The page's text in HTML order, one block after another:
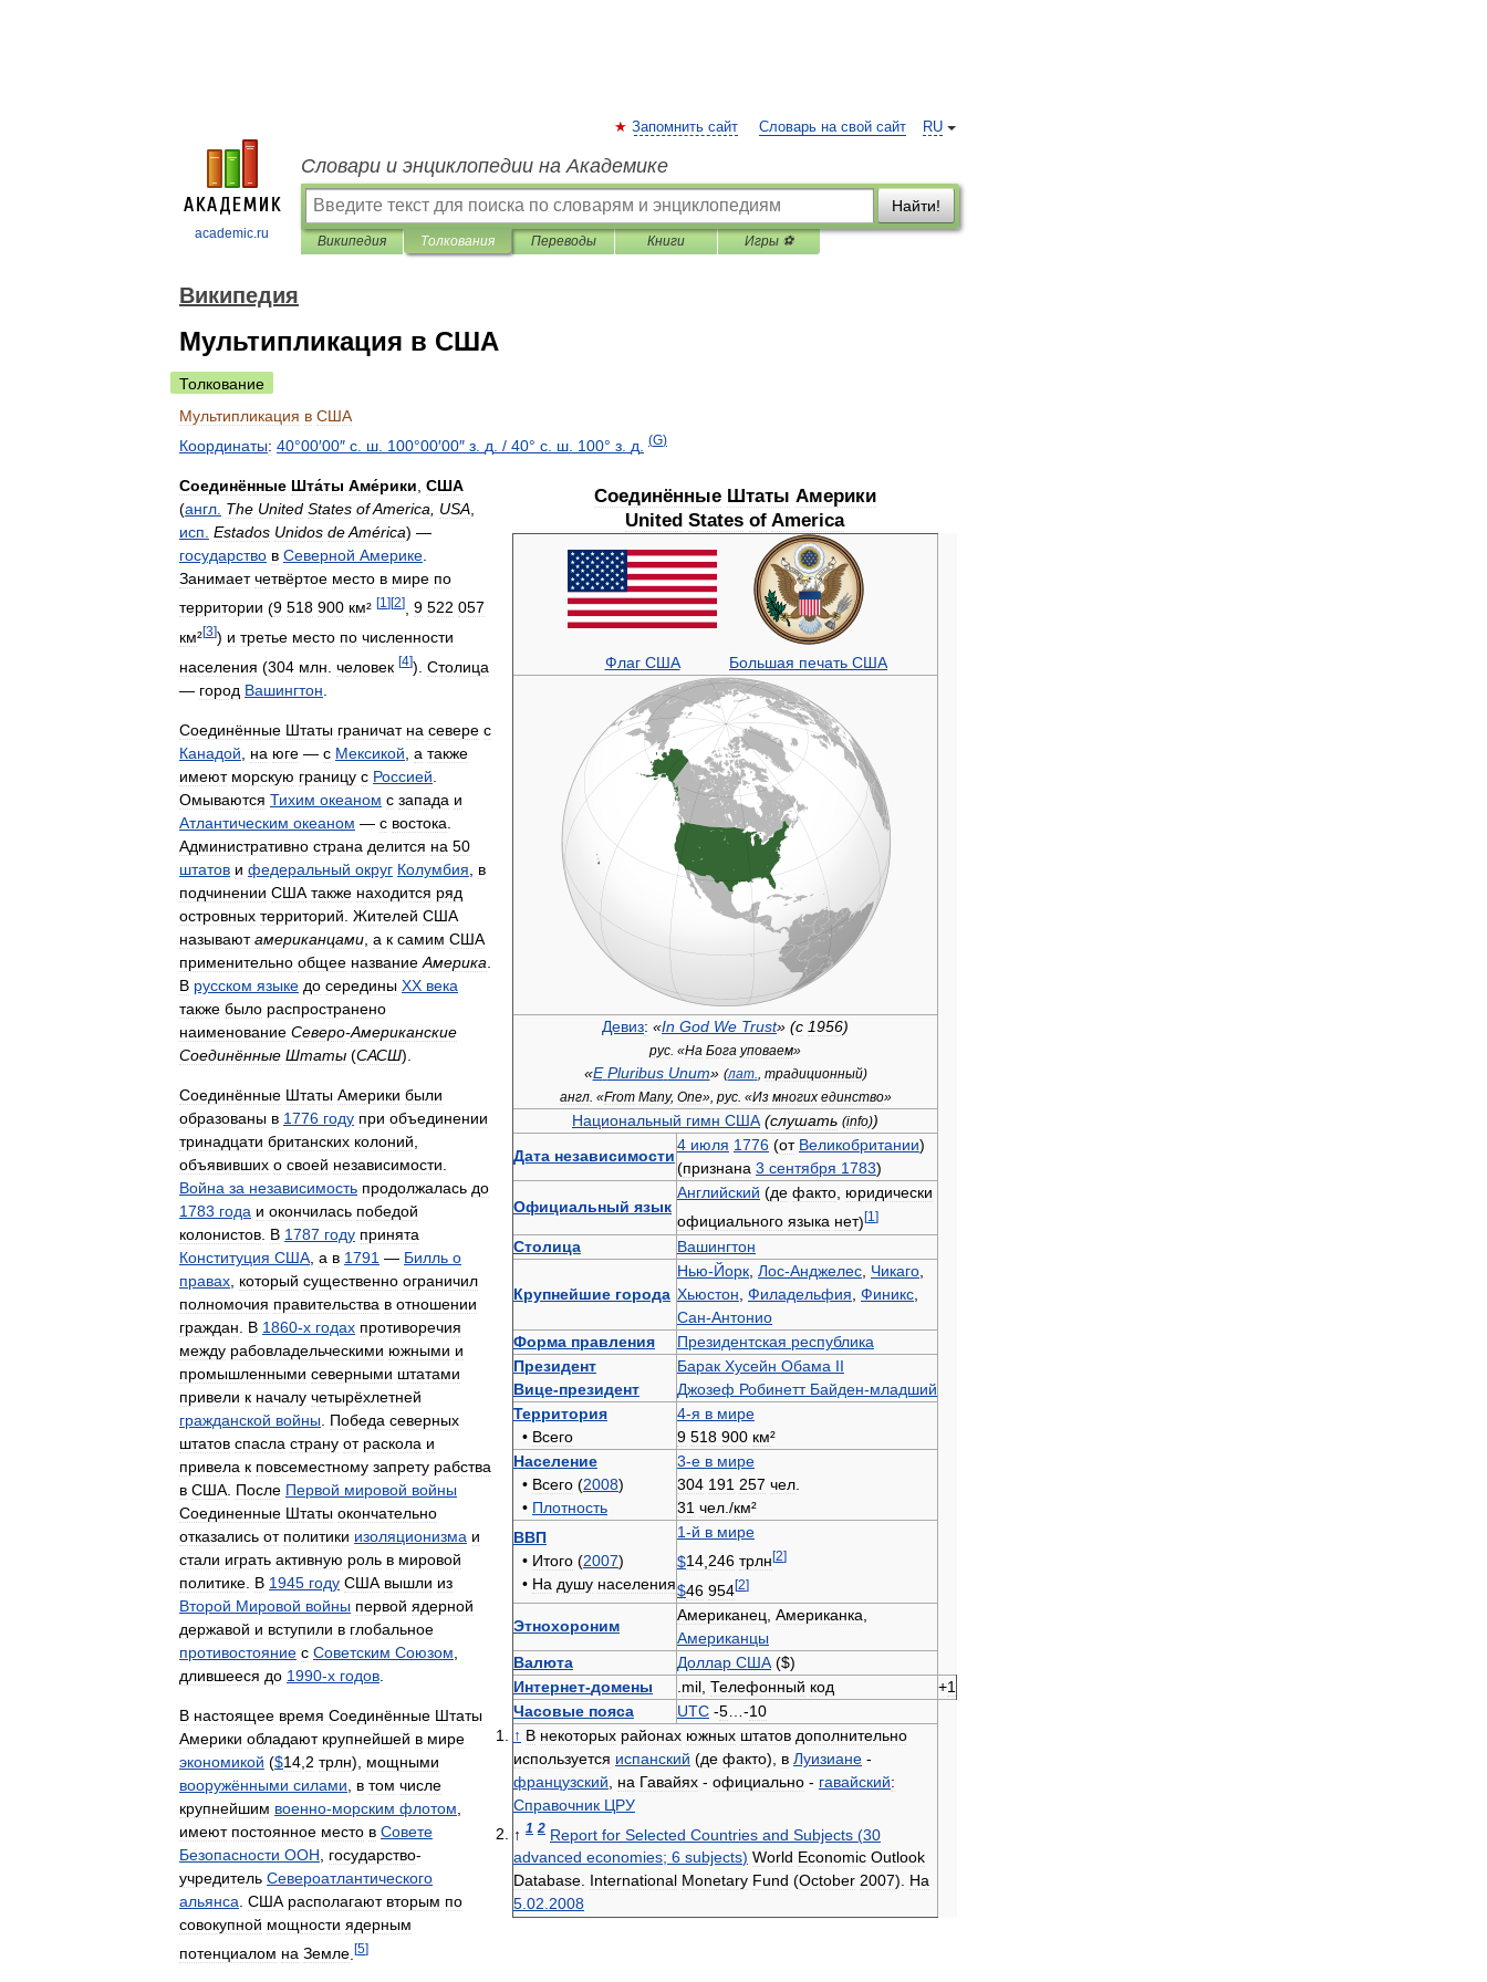
academic.ru
RU
Запомнить сайт Словарь на свой сайт
Словари и энциклопедии на Академике
Найти!
Википедия Толкования Переводы Книги Игры ⚽
Википедия
Мультипликация в США
Толкование
Мультипликация в США
Координаты: 40°00′00″ с ш 100°00′00″ з д / 40° с ш 100° з д (G)
Соединённые Штаты Америки
United States of America
Флаг США Большая печать США
Девиз: «In God We Trust» (с 1956)
рус . «На Бога уповаем»
«E Pluribus Unum» (лат. традиционный)
англ. «From Many, One», рус. «Из многих единство»
Национальный гимн США (слушать (info))
Дата независимости
4 июля 1776 (от Великобритании)
(признана 3 сентября 1783)
Официальный язык
Английский (де факто юридически
официального языка нет)[1 ]
Столица Вашингтон
Крупнейшие города
Нью-Йорк Лос-Анджелес Чикаго
Хьюстон Филадельфия Финикс
Сан-Антонио
Форма правления Президентская республика
Президент
Вице-президент
Барак Хусейн Обама II
Джозеф Робинетт Байден-младший
Территория
• Всего
4-я в мире
9 518 900 км²
Население
• Всего (2008)
• Плотность
3-е в мире
304 191 257 чел
31 чел ./км²
ВВП
• Итого (2007)
• На душу населения
1-й в мире
$14 246 трлн[2]
$46 954[2]
Этнохороним
Американец Американка
Американцы
Валюта
Доллар США ($)
Интернет-домены mil Телефонный код +1
Часовые пояса UTC -5 …-10
↑ В некоторых районах южных штатов дополнительно
используется испанский (де факто), в Луизиане -
французский
на Гавайях - официально - гавайский:
Справочник ЦРУ
↑ 1 2 Report for Selected Countries and Subjects (30
advanced economies; 6 subjects) World Economic Outlook
Database. International Monetary Fund (October 2007). На
5.02.2008
Соединённые Шта́ты Аме́рики США
(англ The United States ofAmerica USA
исп Estados Unidos deAmérica) —
государство в Северной Америке
Занимает четвёртое место в мире по
территории (9 518 900 км² [1 ][2] 9 522 057
км²[3]) и третье место по численности
населения (304 млн человек [4]). Столица
— город Вашингтон
Соединённые Штаты граничат на севере с
Канадой
на юге — с Мексикой а также
имеют морскую границу с Россией
Омываются Тихим океаном с запада и
Атлантическим океаном — с востока
Административно страна делится на 50
штатов и федеральный округ Колумбия
в
подчинении США также находится ряд
островных территорий Жителей США
называют американцами а к самим США
применительно общее название Америка
В русском языке до середины XX века
также было распространено
наименование Северо-Американские
Соединённые Штаты (САСШ).
Соединённые Штаты Америки были
образованы в 1776 году при объединении
тринадцати британских колоний
объявивших о своей независимости
Война за независимость продолжалась до
1783 года и окончилась победой
колонистов В 1787 году принята
Конституция США а в 1791 — Билль о
правах который существенно ограничил
полномочия правительства в отношении
граждан
В 1860-х годах противоречия
между рабовладельческими южными и
промышленными северными штатами
привели к началу четырёхлетней
гражданской войны Победа северных
штатов спасла страну от раскола и
привела к повсеместному запрету рабства
в США После Первой мировой войны
Соединенные Штаты окончательно
отказались от политики изоляционизма и
стали играть активную роль в мировой
политике В 1945 году США вышли из
Второй Мировой войны первой ядерной
державой и вступили в глобальное
противостояние с Советским Союзом
длившееся до 1990-х годов
В настоящее время Соединённые Штаты
Америки обладают крупнейшей в мире
экономикой ($14 2 трлн), мощными
вооружёнными силами в том числе
крупнейшим военно-морским флотом
имеют постоянное место в Совете
Безопасности ООН государство-
учредитель Североатлантического
альянса США располагают вторым по
совокупной мощности ядерным
потенциалом на Земле [5]